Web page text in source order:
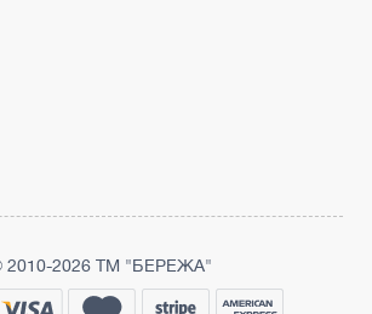
2010-2026 ТМ "БЕРЕЖА"